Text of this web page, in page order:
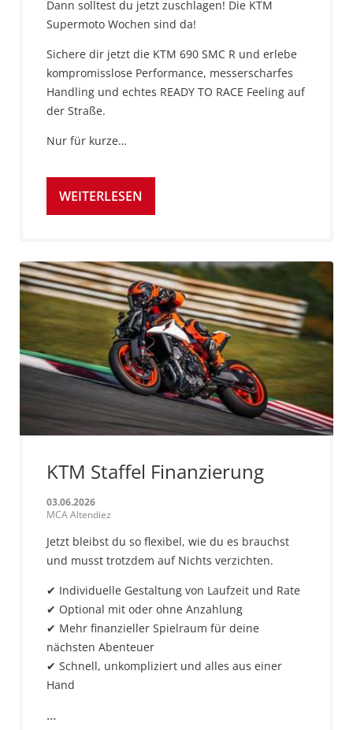
Dann solltest du jetzt zuschlagen! Die KTM
Supermoto Wochen sind da!
Sichere dir jetzt die KTM 690 SMC R und erlebe
kompromisslose Performance, messerscharfes
Handling und echtes READY TO RACE Feeling auf
der Straße.
Nur für kurze…
WEITERLESEN
KTM Staffel Finanzierung
03.06.2026
MCA Altendiez
Jetzt bleibst du so flexibel, wie du es brauchst
und musst trotzdem auf Nichts verzichten.
✔ Individuelle Gestaltung von Laufzeit und Rate
✔ Optional mit oder ohne Anzahlung
✔ Mehr finanzieller Spielraum für deine
nächsten Abenteuer
✔ Schnell, unkompliziert und alles aus einer
Hand
…